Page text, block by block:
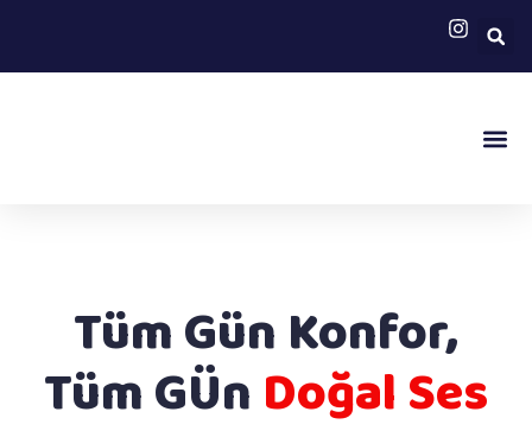
Tüm Gün Konfor,
Tüm GÜn Doğal Ses